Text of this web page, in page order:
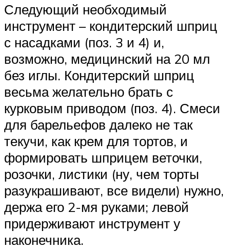
Следующий необходимый
инструмент – кондитерский шприц
с насадками (поз. 3 и 4) и,
возможно, медицинский на 20 мл
без иглы. Кондитерский шприц
весьма желательно брать с
курковым приводом (поз. 4). Смеси
для барельефов далеко не так
текучи, как крем для тортов, и
формировать шприцем веточки,
розочки, листики (ну, чем торты
разукрашивают, все видели) нужно,
держа его 2-мя руками; левой
придерживают инструмент у
наконечника.